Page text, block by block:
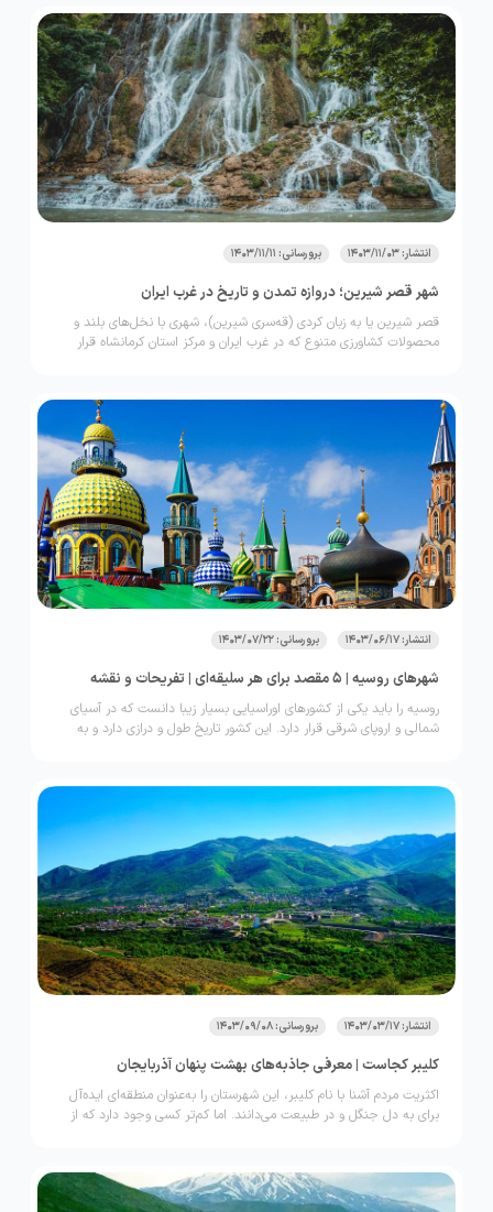
انتشار: 1403/11/03 برورسانی: 1403/11/11
شهر قصر شیرین؛ دروازه تمدن و تاریخ در غرب ایران
قصر شیرین یا به زبان کردی (قه‌سری شیرین)، شهری با نخل‌های بلند و
محصولات کشاورزی متنوع که در غرب ایران و مرکز استان کرمانشاه قرار
انتشار: 1403/06/17 برورسانی: 1403/07/22
شهرهای روسیه | 5 مقصد برای هر سلیقه‌ای | تفریحات و نقشه
روسیه را باید یکی از کشورهای اوراسیایی بسیار زیبا دانست که در آسیای
شمالی و اروپای شرقی قرار دارد. این کشور تاریخ طول و درازی دارد و به
گردشگران دو شهر سن پترزبورگ و مسکو بیشتر شناخته شده هستند اما
باید بدانید که تعداد شهرهای توریستی روسیه به بیشتر از این حرف‌ها
می‌رسد. در این مقاله قصد داریم تعدادی از بهترین شهرهای روسیه را به
شما معرفی کنیم. اگر شما هم علاقه‌مند به کسب اطلاعات بیشتر در این
زمینه هستید، با ما تا انتهای این مطلب از وب‌سایت لحظه آخر همراه
باشید.
انتشار: 1403/03/17 برورسانی: 1403/09/08
کلیبر کجاست | معرفی جاذبه‌های بهشت پنهان آذربایجان
اکثریت مردم آشنا با نام کلیبر، این شهرستان را به‌عنوان منطقه‌ای ایده‌آل
برای به دل جنگل و در طبیعت می‌دانند. اما کم‌تر کسی وجود دارد که از
داشت. برخی از جاذبه‌های مهم و تاریخی این شهر نیز از همان زمان
همچنان باقی مانده‌اند.